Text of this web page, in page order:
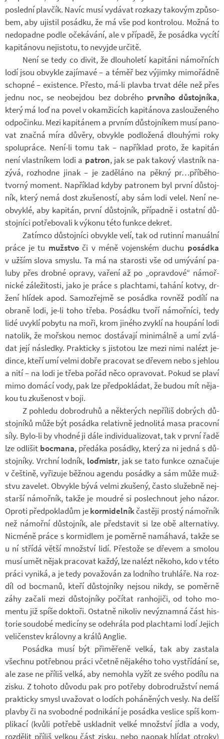
po­slední plav­čík. Navíc musí vy­dá­vat roz­kazy ta­ko­vým způ­so­
bem, aby ujis­til po­sádku, že má vše pod kon­t­ro­lou. Možná to
ne­do­padne podle oče­ká­vání, ale v pří­padě, že po­sádka vy­cítí
ka­pi­tá­novu ne­jis­totu, to ne­vy­jde ur­čitě.
Není se tedy co divit, že dlou­ho­letí ka­pi­táni ná­moř­ních
lodí jsou ob­vykle za­jí­mavé – a téměř bez vý­jimky mi­mo­řádně
schopné – exis­tence. Přesto, má-li plavba trvat déle než přes
jednu noc, se ne­o­be­jdou bez dob­rého prv­ního dů­stoj­níka,
který má loď na povel v oka­mži­cích ka­pi­tá­nova za­slou­že­ného
od­po­činku. Mezi ka­pi­tá­nem a prv­ním dů­stoj­ní­kem musí pa­no­
vat značná míra dů­věry, ob­vykle pod­lo­žená dlou­hými roky
spo­lu­práce. Není-​li tomu tak – na­pří­klad proto, že ka­pi­tán
není vlast­ní­kem lodi a pa­t­ron, jak se pak ta­kový vlast­ník na­
zývá, roz­hodne jinak – je za­dě­láno na pěkný pr…pří­bě­ho­
tvorný mo­ment. Na­pří­klad kdyby pa­t­ro­nem byl první dů­stoj­
ník, který nemá dost zku­še­ností, aby sám lodi velel. Není ne­
ob­vyklé, aby ka­pi­tán, první dů­stoj­ník, pří­padně i ostatní dů­
stoj­níci po­tře­bo­vali k vý­konu této funkce de­kret.
Za­tímco dů­stoj­níci ob­vykle velí, tak od ru­tinní ma­nu­ální
práce je tu muž­stvoči v méně vo­jen­ském duchu po­sádka
v užším slova smyslu. Ta má na sta­rosti vše od umý­vání pa­
luby přes drobné opravy, va­ření až po „oprav­dové“ ná­moř­
nické zá­le­ži­tosti, jako je práce s plach­tami, ta­hání kotvy, dr­
žení hlí­dek apod. Sa­mo­zřejmě se po­sádka rov­něž po­dílí na
obraně lodi, je-li toho třeba. Po­sádku tvoří ná­moř­níci, tedy
lidé uvyklí po­bytu na moři, krom ji­ného zvyklí na hou­pání lodi
na­to­lik, že moř­skou nemoc do­stá­vají mi­ni­málně a umí zvlá­
dat její ná­sledky. Prak­ticky s jis­to­tou lze mezi nimi na­lézt je­
dince, kteří umí velmi dobře pra­co­vat se dře­vem nebo s jehlou
a nití – na lodi je třeba pořád něco opra­vo­vat. Pokud se plaví
mimo do­mácí vody, pak lze před­po­klá­dat, že budou mít ně­ja­
kou tu zku­še­nost v boji.
Z po­hledu dob­ro­druhů a ně­kte­rých ne­pří­liš dob­rých dů­
stoj­níků může být po­sádka re­la­tivně jed­no­litá masa pra­covní
síly. Bylo-​li by vhodné ji dále in­di­vi­du­a­li­zo­vat, tak v první řadě
lze od­li­šit bo­c­mana, pře­dáka po­sádky, který za ni jedná s dů­
stoj­níky. Vrchní lod­ník, loď­mistr, jak se tato funkce ozna­čuje
v češ­tině, vy­ři­zuje běž­nou agendu po­sádky a sám může muž­
stvu za­ve­let. Ob­vykle bývá velmi zku­šený, často slu­žebně nej­
starší ná­moř­ník, takže je moudré si po­slech­nout jeho názor.
Oproti před­po­kla­dům jekor­mi­del­níkčas­těji prostý ná­moř­ník
než ná­mořní dů­stoj­ník, ale před­sta­vit si lze obě al­ter­na­tivy.
Nicméně práce s kor­mi­d­lem je po­měrně na­má­havá, takže se
u ní střídá větší množ­ství lidí. Přes­tože se dře­vem a smo­lou
musí umět nějak pra­co­vat každý, lze na­lézt ně­koho, kdo v této
práci vy­niká, a je tedy po­va­žo­ván za lod­ního truh­láře. Na roz­
díl od bo­c­manů, kteří dů­stoj­níky nejsou nikdy, se po­měrně
záhy za­čali mezi dů­stoj­níky po­čí­tat ranho­jiči, od toho mo­
mentu již spíše dok­toři. Ostatně ni­ko­liv ne­vý­znamná část his­
to­rie sou­dobé me­di­cíny se ode­hrála pod plach­tami lodí Je­jich
ve­li­čen­stev krá­lovny a králů An­g­lie.
Po­sádka musí být při­mě­řeně velká, tak aby za­stala
všechnu po­třeb­nou práci včetně ně­ja­kého toho vy­stří­dání se,
ale zase ne pří­liš velká, aby ne­mohla vyžít ze svého po­dílu na
zisku. Z to­hoto dů­vodu pak pro po­třeby dob­ro­druž­ství nemá
prak­ticky smysl uva­žo­vat o lo­dích po­há­ně­ných vesly. Na delší
plavby či na svo­bodné pod­ni­kání je po­sádka ves­lice spíš kom­
pli­kací (kvůli po­třebě usklad­nit velké množ­ství jídla a vody,
roz­dě­lit pří­liš vel­kou část zisku, nebo na­o­pak hlí­dat ot­roky)